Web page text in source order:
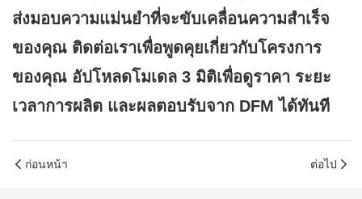
ส่งมอบความแม่นยำที่จะขับเคลื่อนความสำเร็จ
ของคุณ ติดต่อเราเพื่อพูดคุยเกี่ยวกับโครงการ
ของคุณ อัปโหลดโมเดล 3 มิติเพื่อดูราคา ระยะ
เวลาการผลิต และผลตอบรับจาก DFM ได้ทันที
ก่อนหน้า ต่อไป